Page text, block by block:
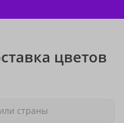
цветов
страны